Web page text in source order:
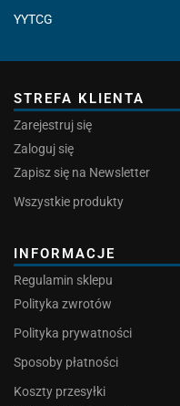
YYTCG
STREFA KLIENTA
Zarejestruj się
Zaloguj się
Zapisz się na Newsletter
Wszystkie produkty
INFORMACJE
Regulamin sklepu
Polityka zwrotów
Polityka prywatności
Sposoby płatności
Koszty przesyłki